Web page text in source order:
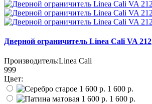
Дверной ограничитель Linea Cali VA 212
Производитель:Linea Cali
999
Цвет:
1 600 р.
1 600 р.